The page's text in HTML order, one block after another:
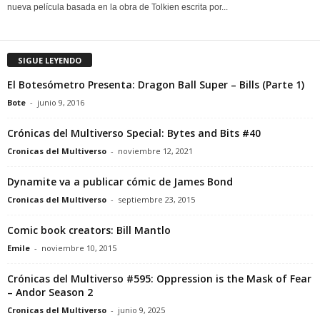
nueva película basada en la obra de Tolkien escrita por...
SIGUE LEYENDO
El Botesómetro Presenta: Dragon Ball Super – Bills (Parte 1)
Bote - junio 9, 2016
Crónicas del Multiverso Special: Bytes and Bits #40
Cronicas del Multiverso - noviembre 12, 2021
Dynamite va a publicar cómic de James Bond
Cronicas del Multiverso - septiembre 23, 2015
Comic book creators: Bill Mantlo
Emile - noviembre 10, 2015
Crónicas del Multiverso #595: Oppression is the Mask of Fear
– Andor Season 2
Cronicas del Multiverso - junio 9, 2025